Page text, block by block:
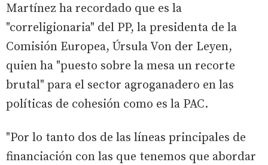
Martínez ha recordado que es la
"correligionaria" del PP, la presidenta de la
Comisión Europea, Úrsula Von der Leyen,
quien ha "puesto sobre la mesa un recorte
brutal" para el sector agroganadero en las
políticas de cohesión como es la PAC.
"Por lo tanto dos de las líneas principales de
financiación con las que tenemos que abordar